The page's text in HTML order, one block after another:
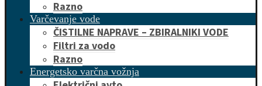
Razno
Varčevanje vode
ČISTILNE NAPRAVE – ZBIRALNIKI VODE
Filtri za vodo
Razno
Energetsko varčna vožnja